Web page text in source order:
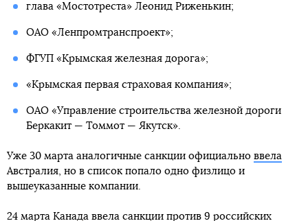
глава «Мостотреста» Леонид Риженькин;
ОАО «Ленпромтранспроект»;
ФГУП «Крымская железная дорога»;
«Крымская первая страховая компания»;
ОАО «Управление строительства железной дороги
Беркакит — Томмот — Якутск».
Уже 30 марта аналогичные санкции официально ввела
Австралия, но в список попало одно физлицо и
вышеуказанные компании.
24 марта Канада ввела санкции против 9 российских